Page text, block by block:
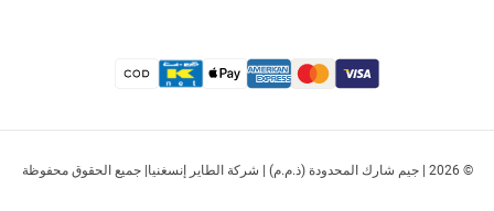
© 2026 | جيم شارك المحدودة (ذ.م.م) | شركة الطاير إنسغنيا| جميع الحقوق محفوظة